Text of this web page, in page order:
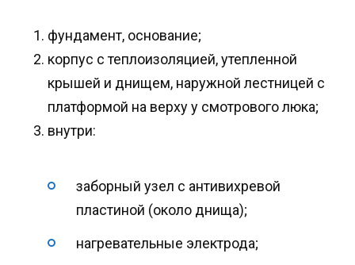
фундамент, основание;
корпус с теплоизоляцией, утепленной
крышей и днищем, наружной лестницей с
платформой на верху у смотрового люка;
внутри:
заборный узел с антивихревой
пластиной (около днища);
нагревательные электрода;